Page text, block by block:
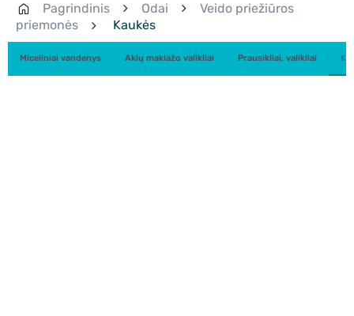
Pagrindinis Odai
Veido priežiūros
priemonės
Kaukės
Miceliniai vandenys Akių makiažo valikliai Prausikliai, valikliai